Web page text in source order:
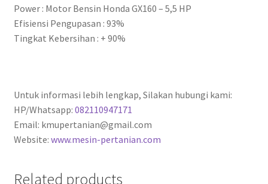
Power : Motor Bensin Honda GX160 – 5,5 HP
Efisiensi Pengupasan : 93%
Tingkat Kebersihan : + 90%
Untuk informasi lebih lengkap, Silakan hubungi kami:
HP/Whatsapp: 082110947171
Email: kmupertanian@gmail.com
Website: www.mesin-pertanian.com
Related products